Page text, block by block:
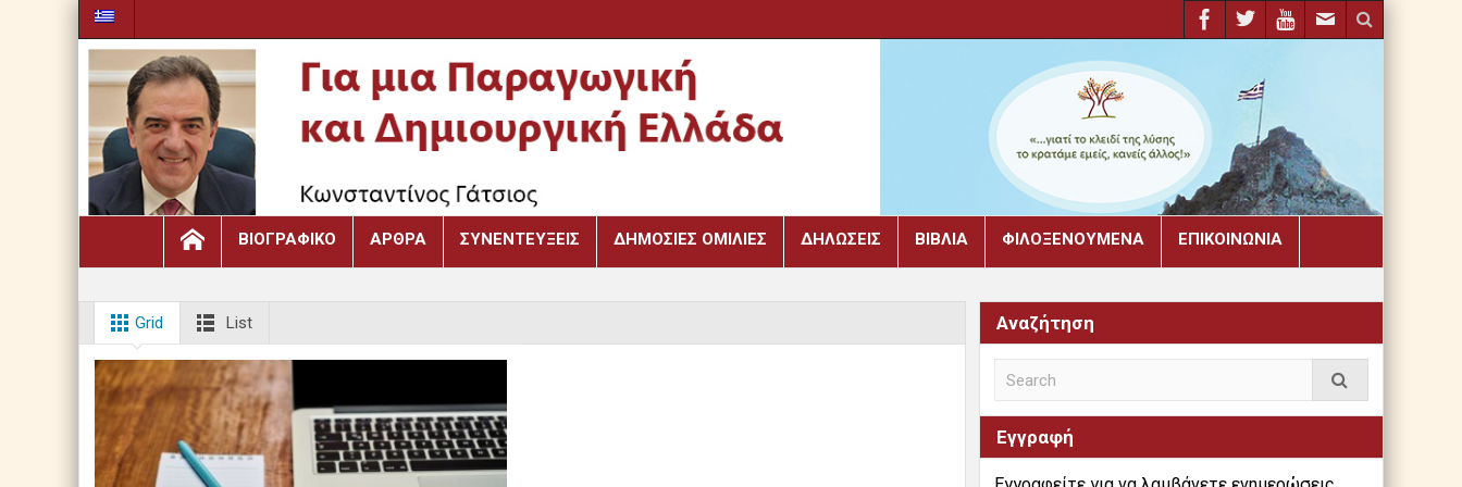
ΒΙΟΓΡΑΦΙΚΌ ΆΡΘΡΑ ΣΥΝΕΝΤΕΎΞΕΙΣ ΔΗΜΌΣΙΕΣ ΟΜΙΛΊΕΣ ΔΗΛΏΣΕΙΣ ΒΙΒΛΙΑ ΦΙΛΟΞΕΝΟΎΜΕΝΑ ΕΠΙΚΟΙΝΩΝΊΑ
Grid List Αναζήτηση
Εγγραφή